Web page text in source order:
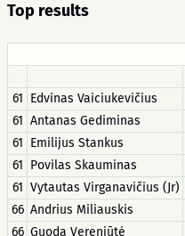
Top results
61 Edvinas Vaiciukevičius
61 Antanas Gediminas
61 Emilijus Stankus
61 Povilas Skauminas
61 Vytautas Virganavičius (Jr)
66 Andrius Miliauskis
66 Guoda Vereniūtė